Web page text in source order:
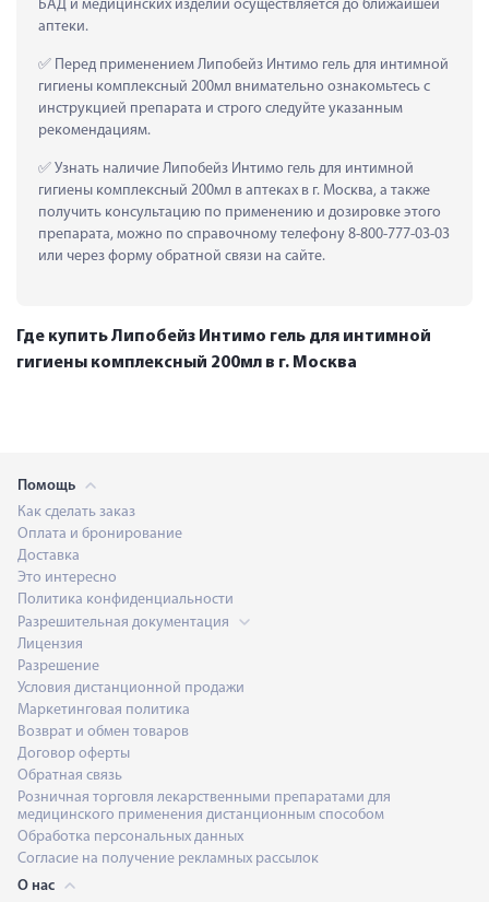
БАД и медицинских изделий осуществляется до ближайшей
аптеки.
Перед применением Липобейз Интимо гель для интимной
гигиены комплексный 200мл внимательно ознакомьтесь с
инструкцией препарата и строго следуйте указанным
рекомендациям.
Узнать наличие Липобейз Интимо гель для интимной
гигиены комплексный 200мл в аптеках в г. Москва, а также
получить консультацию по применению и дозировке этого
препарата, можно по справочному телефону 8-800-777-03-03
или через форму обратной связи на сайте.
Где купить Липобейз Интимо гель для интимной
гигиены комплексный 200мл в г. Москва
Помощь
Как сделать заказ
Оплата и бронирование
Доставка
Это интересно
Политика конфиденциальности
Разрешительная документация
Лицензия
Разрешение
Условия дистанционной продажи
Маркетинговая политика
Возврат и обмен товаров
Договор оферты
Обратная связь
Розничная торговля лекарственными препаратами для
медицинского применения дистанционным способом
Обработка персональных данных
Согласие на получение рекламных рассылок
О нас